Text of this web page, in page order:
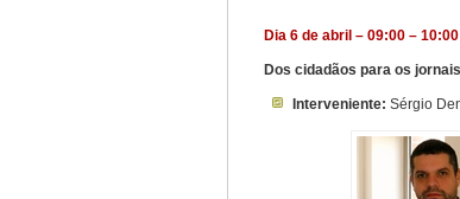
Dia 6 de abril – 09:00 –
Dos cidadãos para os
Interveniente:Sérgio